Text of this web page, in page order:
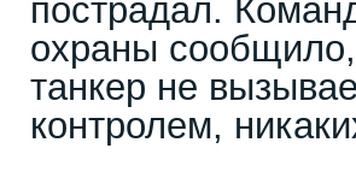
пострадал.
охраны сообщило,
танкер не
контролем,